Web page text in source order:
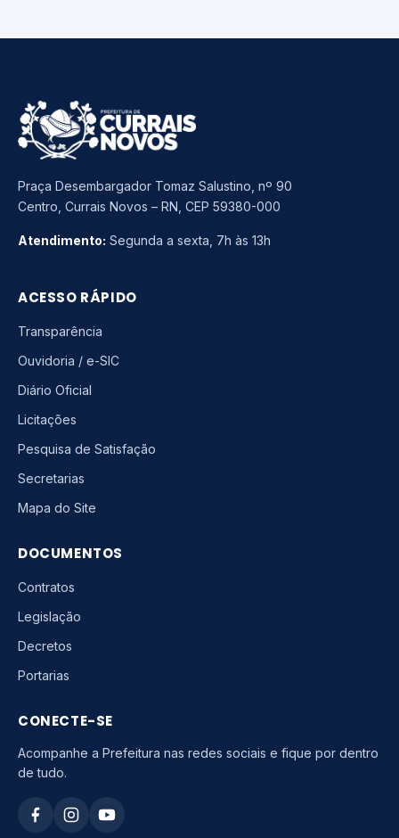
Praça Desembargador Tomaz Salustino, nº 90
Centro, Currais Novos – RN, CEP 59380-000
Atendimento: Segunda a sexta, 7h às 13h
ACESSO RÁPIDO
Transparência
Ouvidoria / e-SIC
Diário Oficial
Licitações
Pesquisa de Satisfação
Secretarias
Mapa do Site
DOCUMENTOS
Contratos
Legislação
Decretos
Portarias
CONECTE-SE
Acompanhe a Prefeitura nas redes sociais e fique por dentro
de tudo.